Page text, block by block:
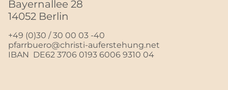
Bayernallee 28
14052 Berlin
+49 (0)30 / 30 00 03 -40
pfarrbuero@christi-auferstehung.net
IBAN DE62 3706 0193 6006 9310 04